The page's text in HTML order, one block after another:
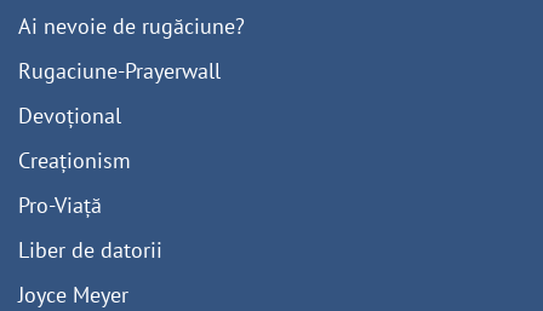
Ai nevoie de rugăciune?
Rugaciune-Prayerwall
Devoțional
Creaționism
Pro-Viață
Liber de datorii
Joyce Meyer